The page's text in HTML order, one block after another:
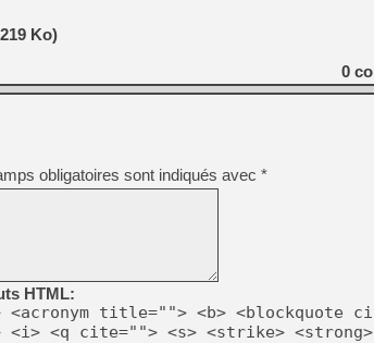
Ko)
0
obligatoires sont indiqués avec *
HTML:
title=""> <b> <blockquote
<i> <q cite=""> <s> <strike> <strong>